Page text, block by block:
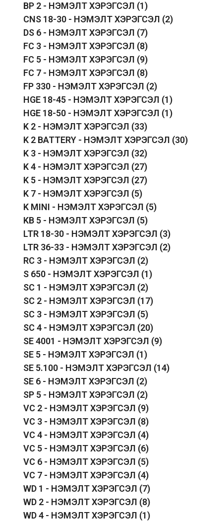
BP 2 - НЭМЭЛТ ХЭРЭГСЭЛ (1)
CNS 18-30 - НЭМЭЛТ ХЭРЭГСЭЛ (2)
DS 6 - НЭМЭЛТ ХЭРЭГСЭЛ (7)
FC 3 - НЭМЭЛТ ХЭРЭГСЭЛ (8)
FC 5 - НЭМЭЛТ ХЭРЭГСЭЛ (9)
FC 7 - НЭМЭЛТ ХЭРЭГСЭЛ (8)
FP 330 - НЭМЭЛТ ХЭРЭГСЭЛ (2)
HGE 18-45 - НЭМЭЛТ ХЭРЭГСЭЛ (1)
HGE 18-50 - НЭМЭЛТ ХЭРЭГСЭЛ (1)
K 2 - НЭМЭЛТ ХЭРЭГСЭЛ (33)
K 2 BATTERY - НЭМЭЛТ ХЭРЭГСЭЛ (30)
K 3 - НЭМЭЛТ ХЭРЭГСЭЛ (32)
K 4 - НЭМЭЛТ ХЭРЭГСЭЛ (27)
K 5 - НЭМЭЛТ ХЭРЭГСЭЛ (27)
K 7 - НЭМЭЛТ ХЭРЭГСЭЛ (5)
K MINI - НЭМЭЛТ ХЭРЭГСЭЛ (5)
KB 5 - НЭМЭЛТ ХЭРЭГСЭЛ (5)
LTR 18-30 - НЭМЭЛТ ХЭРЭГСЭЛ (3)
LTR 36-33 - НЭМЭЛТ ХЭРЭГСЭЛ (2)
RC 3 - НЭМЭЛТ ХЭРЭГСЭЛ (2)
S 650 - НЭМЭЛТ ХЭРЭГСЭЛ (1)
SC 1 - НЭМЭЛТ ХЭРЭГСЭЛ (2)
SC 2 - НЭМЭЛТ ХЭРЭГСЭЛ (17)
SC 3 - НЭМЭЛТ ХЭРЭГСЭЛ (5)
SC 4 - НЭМЭЛТ ХЭРЭГСЭЛ (20)
SE 4001 - НЭМЭЛТ ХЭРЭГСЭЛ (9)
SE 5 - НЭМЭЛТ ХЭРЭГСЭЛ (1)
SE 5.100 - НЭМЭЛТ ХЭРЭГСЭЛ (14)
SE 6 - НЭМЭЛТ ХЭРЭГСЭЛ (2)
SP 5 - НЭМЭЛТ ХЭРЭГСЭЛ (2)
VC 2 - НЭМЭЛТ ХЭРЭГСЭЛ (9)
VC 3 - НЭМЭЛТ ХЭРЭГСЭЛ (8)
VC 4 - НЭМЭЛТ ХЭРЭГСЭЛ (4)
VC 5 - НЭМЭЛТ ХЭРЭГСЭЛ (6)
VC 6 - НЭМЭЛТ ХЭРЭГСЭЛ (5)
VC 7 - НЭМЭЛТ ХЭРЭГСЭЛ (4)
WD 1 - НЭМЭЛТ ХЭРЭГСЭЛ (7)
WD 2 - НЭМЭЛТ ХЭРЭГСЭЛ (8)
WD 4 - НЭМЭЛТ ХЭРЭГСЭЛ (1)